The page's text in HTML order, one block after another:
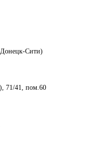
Сити)
71/41, пом.60